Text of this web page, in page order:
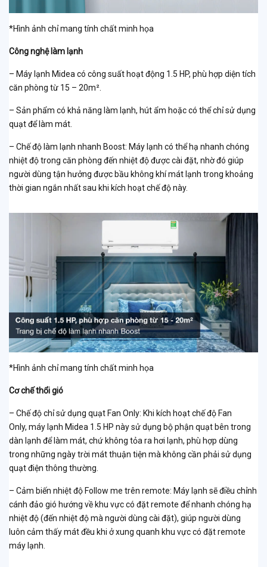
*Hình ảnh chỉ mang tính chất minh họa
Công nghệ làm lạnh
– Máy lạnh Midea có công suất hoạt động 1.5 HP, phù hợp diện tích
căn phòng từ 15 – 20m².
– Sản phẩm có khả năng làm lạnh, hút ẩm hoặc có thể chỉ sử dụng
quạt để làm mát.
– Chế độ làm lạnh nhanh Boost: Máy lạnh có thể hạ nhanh chóng
nhiệt độ trong căn phòng đến nhiệt độ được cài đặt, nhờ đó giúp
người dùng tận hưởng được bầu không khí mát lạnh trong khoảng
thời gian ngắn nhất sau khi kích hoạt chế độ này.
*Hình ảnh chỉ mang tính chất minh họa
Cơ chế thổi gió
– Chế độ chỉ sử dụng quạt Fan Only: Khi kích hoạt chế độ Fan
Only, máy lạnh Midea 1.5 HP này sử dụng bộ phận quạt bên trong
dàn lạnh để làm mát, chứ không tỏa ra hơi lạnh, phù hợp dùng
trong những ngày trời mát thuận tiện mà không cần phải sử dụng
quạt điện thông thường.
– Cảm biến nhiệt độ Follow me trên remote: Máy lạnh sẽ điều chỉnh
cánh đảo gió hướng về khu vực có đặt remote để nhanh chóng hạ
nhiệt độ (đến nhiệt độ mà người dùng cài đặt), giúp người dùng
luôn cảm thấy mát đều khi ở xung quanh khu vực có đặt remote
máy lạnh.